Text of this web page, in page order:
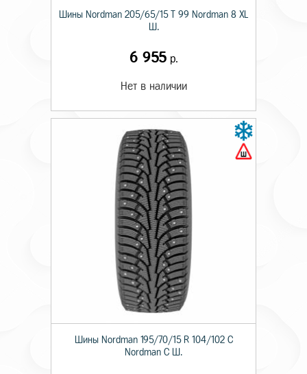
Шины Nordman 205/65/15 T 99 Nordman 8 XL
Ш.
6 955р.
Нет в наличии
Шины Nordman 195/70/15 R 104/102 C
Nordman C Ш.